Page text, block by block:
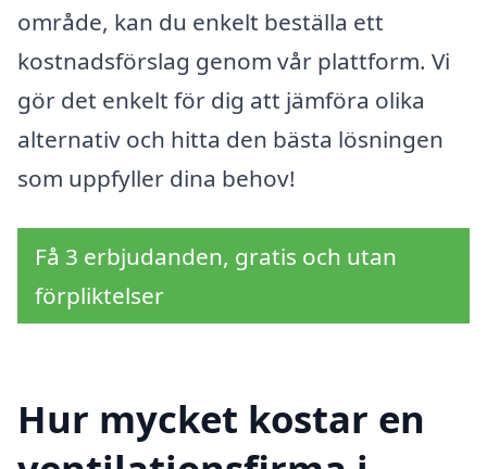
område, kan du enkelt beställa ett
kostnadsförslag genom vår plattform. Vi
gör det enkelt för dig att jämföra olika
alternativ och hitta den bästa lösningen
som uppfyller dina behov!
Få 3 erbjudanden, gratis och utan
förpliktelser
Hur mycket kostar en